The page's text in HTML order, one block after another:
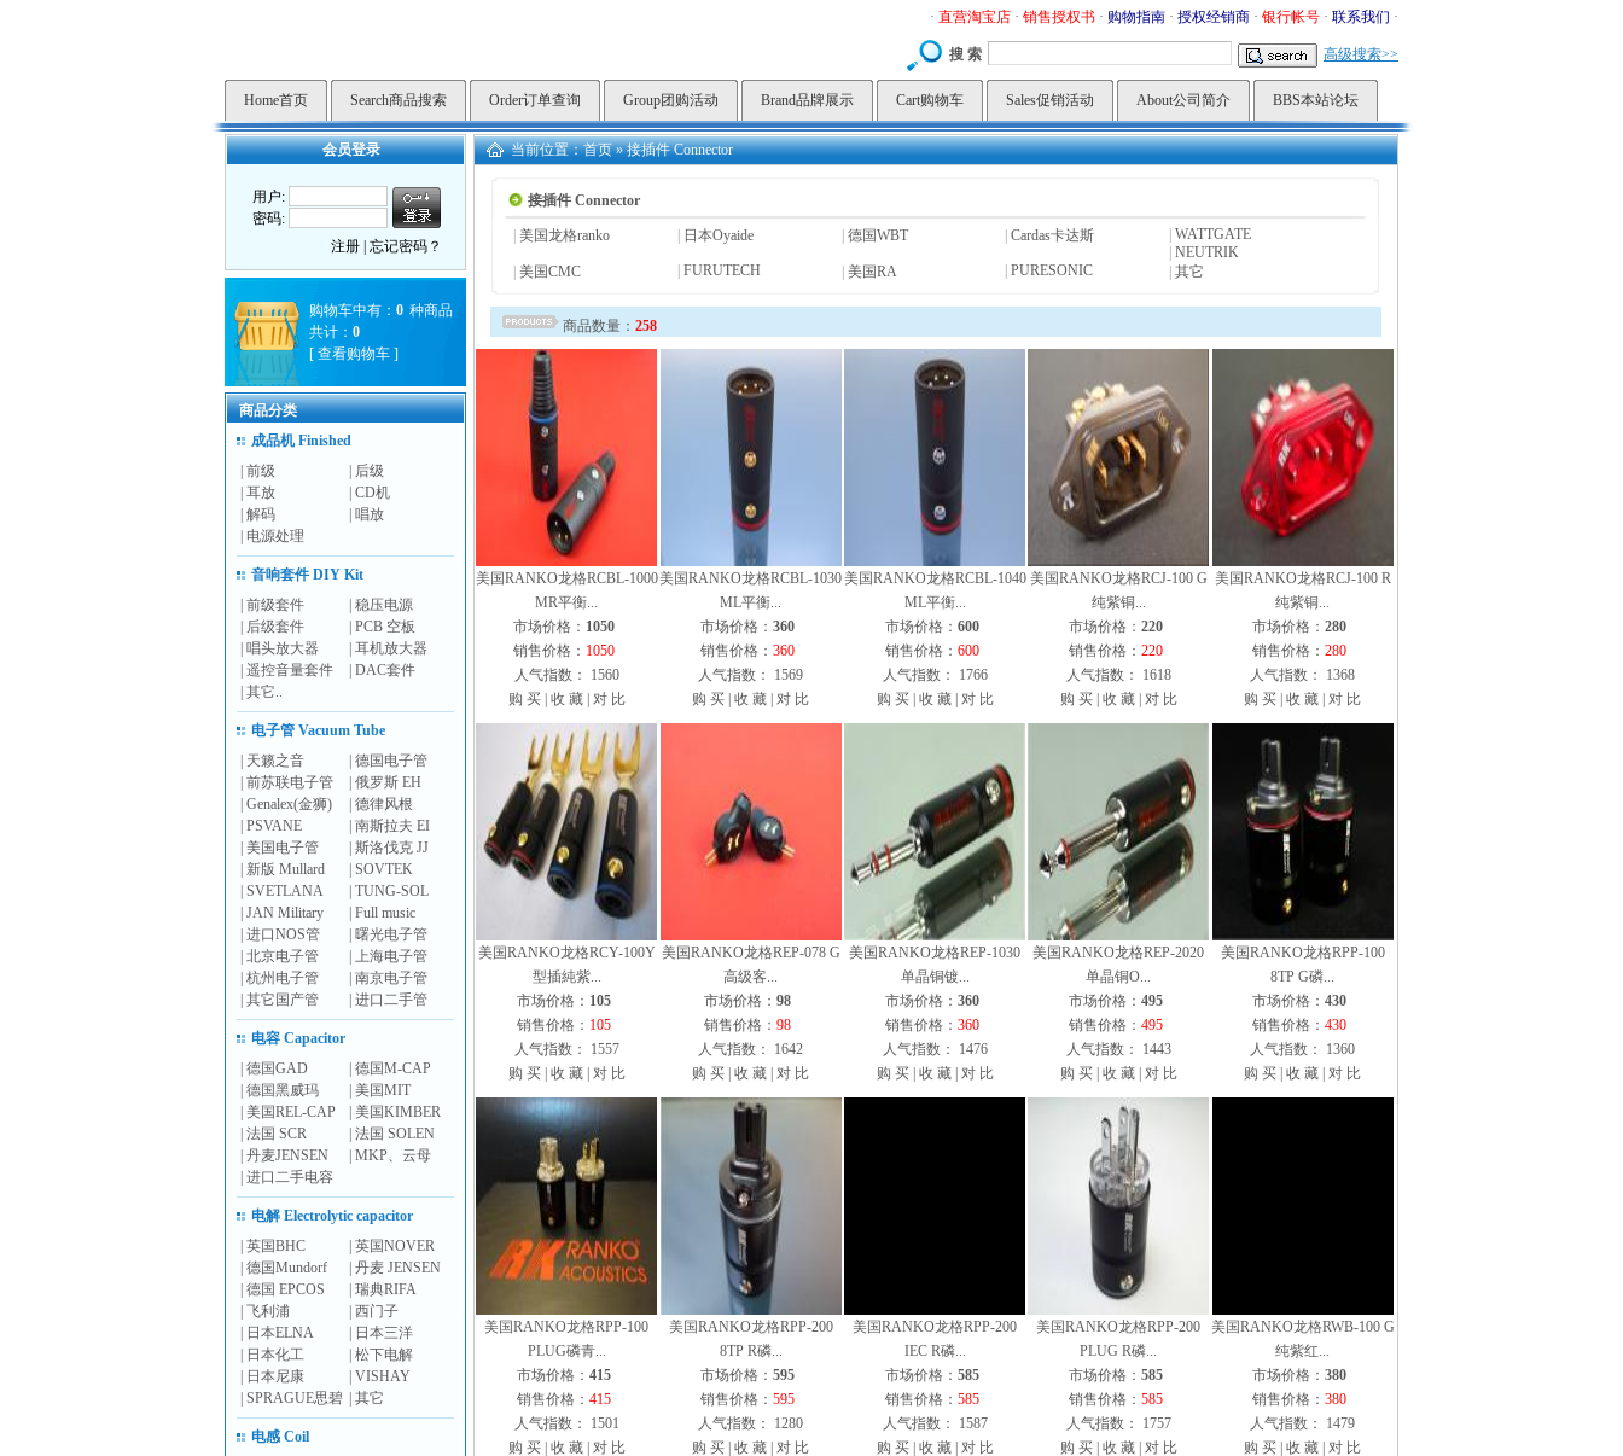
· 直营淘宝店 · 销售授权书 · 购物指南 · 授权经销商 · 银行帐号 · 联系我们 ·
搜 索 高级搜索>>
Home首页 Search商品搜索 Order订单查询 Group团购活动 Brand品牌展示 Cart购物车 Sales促销活动 About公司简介 BBS本站论坛
会员登录
用户:
密码:
注册 忘记密码？
购物车中有： 0 种商品
共计： 0
[ 查看购物车 ]
商品分类
成品机 Finished
前级
后级
耳放
CD机
解码
唱放
电源处理
音响套件 DIY Kit
前级套件
稳压电源
后级套件
PCB 空板
唱头放大器
耳机放大器
遥控音量套件
DAC套件
其它..
电子管 Vacuum Tube
天籁之音
德国电子管
前苏联电子管
俄罗斯 EH
Genalex(金狮)
德律风根
PSVANE
南斯拉夫 EI
美国电子管
斯洛伐克 JJ
新版 Mullard
SOVTEK
SVETLANA
TUNG-SOL
JAN Military
Full music
进口NOS管
曙光电子管
北京电子管
上海电子管
杭州电子管
南京电子管
其它国产管 进口二手管
电容 Capacitor
德国GAD
德国M-CAP
德国黑威玛
美国MIT
美国REL-CAP
美国KIMBER
法国 SCR
法国 SOLEN
丹麦JENSEN
MKP、云母
进口二手电容
电解 Electrolytic capacitor
英国BHC
英国NOVER
德国Mundorf
丹麦 JENSEN
德国 EPCOS
瑞典RIFA
飞利浦
西门子
日本ELNA
日本三洋
日本化工
松下电解
日本尼康
VISHAY
SPRAGUE思碧 其它
电感 Coil
当前位置：首页»接插件 Connector
接插件 Connector
美国龙格ranko 日本Oyaide 德国WBT |Cardas卡达斯
WATTGATE
NEUTRIK
美国CMC FURUTECH 美国RA |PURESONIC 其它
商品数量： 258
美国RANKO龙格RCBL-1000
MR平衡...
市场价格： 1050
销售价格： 1050
人气指数： 1560
购 买| 收 藏| 对 比
美国RANKO龙格RCBL-1030
ML平衡...
市场价格：360
销售价格：360
人气指数： 1569
购 买 |收 藏 |对 比
美国RANKO龙格RCBL-1040
ML平衡...
市场价格： 600
销售价格： 600
人气指数： 1766
购 买| 收 藏| 对 比
美国RANKO龙格RCJ-100 G
纯紫铜...
市场价格： 220
销售价格： 220
人气指数： 1618
购 买| 收 藏| 对 比
美国RANKO龙格RCJ-100 R
纯紫铜...
市场价格：280
销售价格：280
人气指数： 1368
购 买 |收 藏 |对 比
美国RANKO龙格RCY-100Y
型插純紫...
市场价格： 105
销售价格： 105
人气指数： 1557
购 买| 收 藏| 对 比
美国RANKO龙格REP-078 G
高级客...
市场价格：98
销售价格：98
人气指数： 1642
购 买 |收 藏 |对 比
美国RANKO龙格REP-1030
单晶铜镀...
市场价格： 360
销售价格： 360
人气指数： 1476
购 买| 收 藏| 对 比
美国RANKO龙格REP-2020
单晶铜O...
市场价格： 495
销售价格： 495
人气指数： 1443
购 买| 收 藏| 对 比
美国RANKO龙格RPP-100
8TP G磷...
市场价格：430
销售价格：430
人气指数： 1360
购 买 |收 藏 |对 比
美国RANKO龙格RPP-100
PLUG磷青...
市场价格： 415
销售价格： 415
人气指数： 1501
购 买| 收 藏| 对 比
美国RANKO龙格RPP-200
8TP R磷...
市场价格：595
销售价格：595
人气指数： 1280
购 买 |收 藏 |对 比
美国RANKO龙格RPP-200
IEC R磷...
市场价格： 585
销售价格： 585
人气指数： 1587
购 买| 收 藏| 对 比
美国RANKO龙格RPP-200
PLUG R磷...
市场价格： 585
销售价格： 585
人气指数： 1757
购 买| 收 藏| 对 比
美国RANKO龙格RWB-100 G
纯紫红...
市场价格：380
销售价格：380
人气指数： 1479
购 买 |收 藏 |对 比